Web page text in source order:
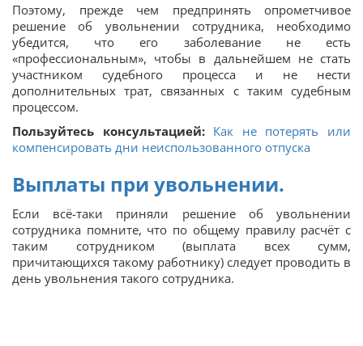
Поэтому, прежде чем предпринять опрометчивое
решение об увольнении сотрудника, необходимо
убедится, что его заболевание не есть
«профессиональным», чтобы в дальнейшем не стать
участником судебного процесса и не нести
дополнительных трат, связанных с таким судебным
процессом.
Пользуйтесь консультацией: Как не потерять или
компенсировать дни неиспользованного отпуска
Выплаты при увольнении.
Если всё-таки приняли решение об увольнении
сотрудника помните, что по общему правилу расчёт с
таким сотрудником (выплата всех сумм,
причитающихся такому работнику) следует проводить в
день увольнения такого сотрудника.